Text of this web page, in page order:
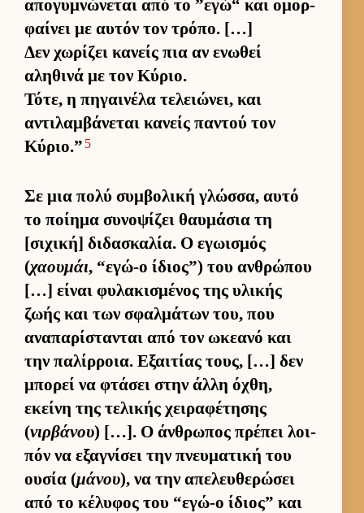
απογυμνώνεται από το ”εγώ“ και ομορ­
φαί­νει με αυ­τόν τον τρόπο. […]
Δεν χωρίζει κανείς πια αν ενωθεί
αληθινά με τον Κύριο.
Τότε, η πηγαι­νέλα τελειώνει, και
αντιλαμ­βάνεται κανείς παντού τον
Κύριο.” 5
Σε μια πολύ συμ­βολική γλώσ­σα, αυτό
το ποί­ημα συνοψίζει θαυ­μάσια τη
[σιχική] διδασκαλία. Ο εγωισμός
(χαουμάι, “εγώ-ο ίδιο­ς”) του αν­θρώπου
[…] εί­ναι φυλακισμένος της υλικής
ζωής και των σφαλ­μάτων του, που
αναπαρίστανται από τον ωκεανό και
την παλίρ­ροια. Εξαι­τίας τους, […] δεν
μπορεί να φτάσει στην άλλη όχθη,
εκείνη της τελικής χει­ραφέτησης
(νιρβάνου) […]. Ο άν­θρωπος πρέπει λοι­
πόν να εξαγνίσει την πνευ­ματική του
ου­σία (μάνου), να την απελευ­θερώσει
από το κέλυφος του “εγώ-ο ίδιος” και